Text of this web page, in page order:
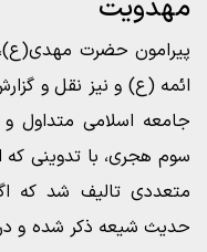
مهدویت
پیرامون حضرت
ائمه (ع) و نیز نقل و
جامعه اسلامی متداول و
سوم هجری، با تدوینی
متعددی تالیف شد که
حدیث شیعه ذکر شده و در